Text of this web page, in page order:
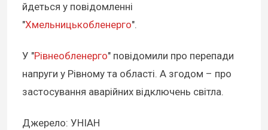
йдеться у повідомленні
"Хмельницькобленерго".
У "Рівнеобленерго" повідомили про перепади
напруги у Рівному та області. А згодом – про
застосування аварійних відключень світла.
Джерело: УНІАН